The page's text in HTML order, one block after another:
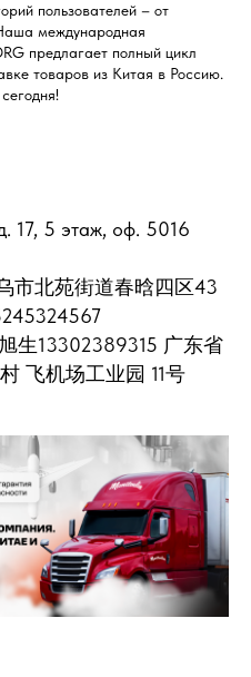
пользователей – от
международная
предлагает полный цикл
товаров из Китая в Россию.
17, 5 этаж, оф. 5016
市北苑街道春晗四区43
生13302389315 广东省
飞机场工业园 11号